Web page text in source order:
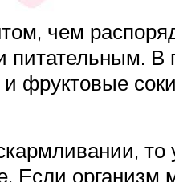
чем
В
фруктовые
Если